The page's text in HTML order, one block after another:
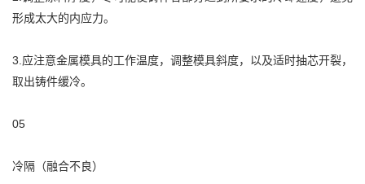
形成太大的内应力。
3.应注意金属模具的工作温度，调整模具斜度，以及适时抽芯开裂，
取出铸件缓冷。
05
冷隔（融合不良）